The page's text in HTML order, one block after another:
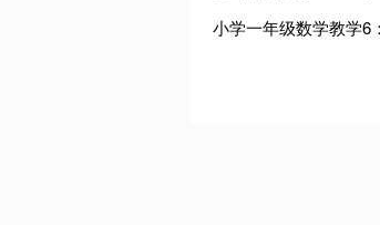
小学一年级数学教学6